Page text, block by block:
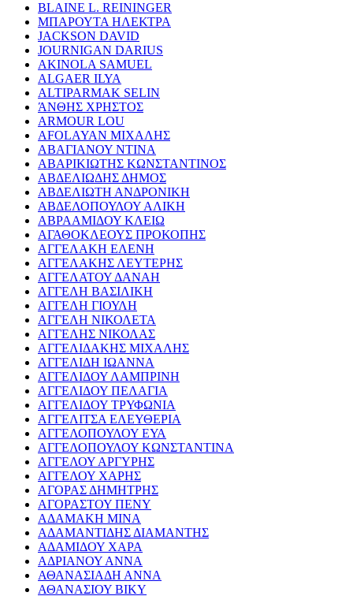
BLAINE L. REININGER
ΜΠΑΡΟΥΤΑ ΗΛΕΚΤΡΑ
JACKSON DAVID
JOURNIGAN DARIUS
AKINOLA SAMUEL
ALGAER ILYA
ALTIPARMAK SELIN
ΆΝΘΗΣ ΧΡΗΣΤΟΣ
ARMOUR LOU
AFOLAYAN ΜΙΧΑΛΗΣ
ΑΒΑΓΙΑΝΟΥ ΝΤΙΝΑ
ΑΒΑΡΙΚΙΩΤΗΣ ΚΩΝΣΤΑΝΤΙΝΟΣ
ΑΒΔΕΛΙΩΔΗΣ ΔΗΜΟΣ
ΑΒΔΕΛΙΩΤΗ ΑΝΔΡΟΝΙΚΗ
ΑΒΔΕΛΟΠΟΥΛΟΥ ΑΛΙΚΗ
ΑΒΡΑΑΜΙΔΟΥ ΚΛΕΙΩ
ΑΓΑΘΟΚΛΕΟΥΣ ΠΡΟΚΟΠΗΣ
ΑΓΓΕΛΑΚΗ ΕΛΕΝΗ
ΑΓΓΕΛΑΚΗΣ ΛΕΥΤΕΡΗΣ
ΑΓΓΕΛΑΤΟΥ ΔΑΝΑΗ
ΑΓΓΕΛΗ ΒΑΣΙΛΙΚΗ
ΑΓΓΕΛΗ ΓΙΟΥΛΗ
ΑΓΓΕΛΗ ΝΙΚΟΛΕΤΑ
ΑΓΓΕΛΗΣ ΝΙΚΟΛΑΣ
ΑΓΓΕΛΙΔΑΚΗΣ ΜΙΧΑΛΗΣ
ΑΓΓΕΛΙΔΗ ΙΩΑΝΝΑ
ΑΓΓΕΛΙΔΟΥ ΛΑΜΠΡΙΝΗ
ΑΓΓΕΛΙΔΟΥ ΠΕΛΑΓΙΑ
ΑΓΓΕΛΙΔΟΥ ΤΡΥΦΩΝΙΑ
ΑΓΓΕΛΙΤΣΑ ΕΛΕΥΘΕΡΙΑ
ΑΓΓΕΛΟΠΟΥΛΟΥ ΕΥΑ
ΑΓΓΕΛΟΠΟΥΛΟΥ ΚΩΝΣΤΑΝΤΙΝΑ
ΑΓΓΕΛΟΥ ΑΡΓΥΡΗΣ
ΑΓΓΕΛΟΥ ΧΑΡΗΣ
ΑΓΟΡΑΣ ΔΗΜΗΤΡΗΣ
ΑΓΟΡΑΣΤΟΥ ΠΕΝΥ
ΑΔΑΜΑΚΗ ΜΙΝΑ
ΑΔΑΜΑΝΤΙΔΗΣ ΔΙΑΜΑΝΤΗΣ
ΑΔΑΜΙΔΟΥ ΧΑΡΑ
ΑΔΡΙΑΝΟΥ ΑΝΝΑ
ΑΘΑΝΑΣΙΑΔΗ ΑΝΝΑ
ΑΘΑΝΑΣΙΟΥ ΒΙΚΥ